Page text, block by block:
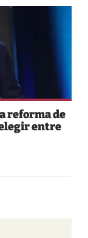
reforma de
entre